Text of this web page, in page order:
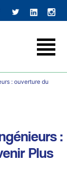
: ouverture du
:
Plus